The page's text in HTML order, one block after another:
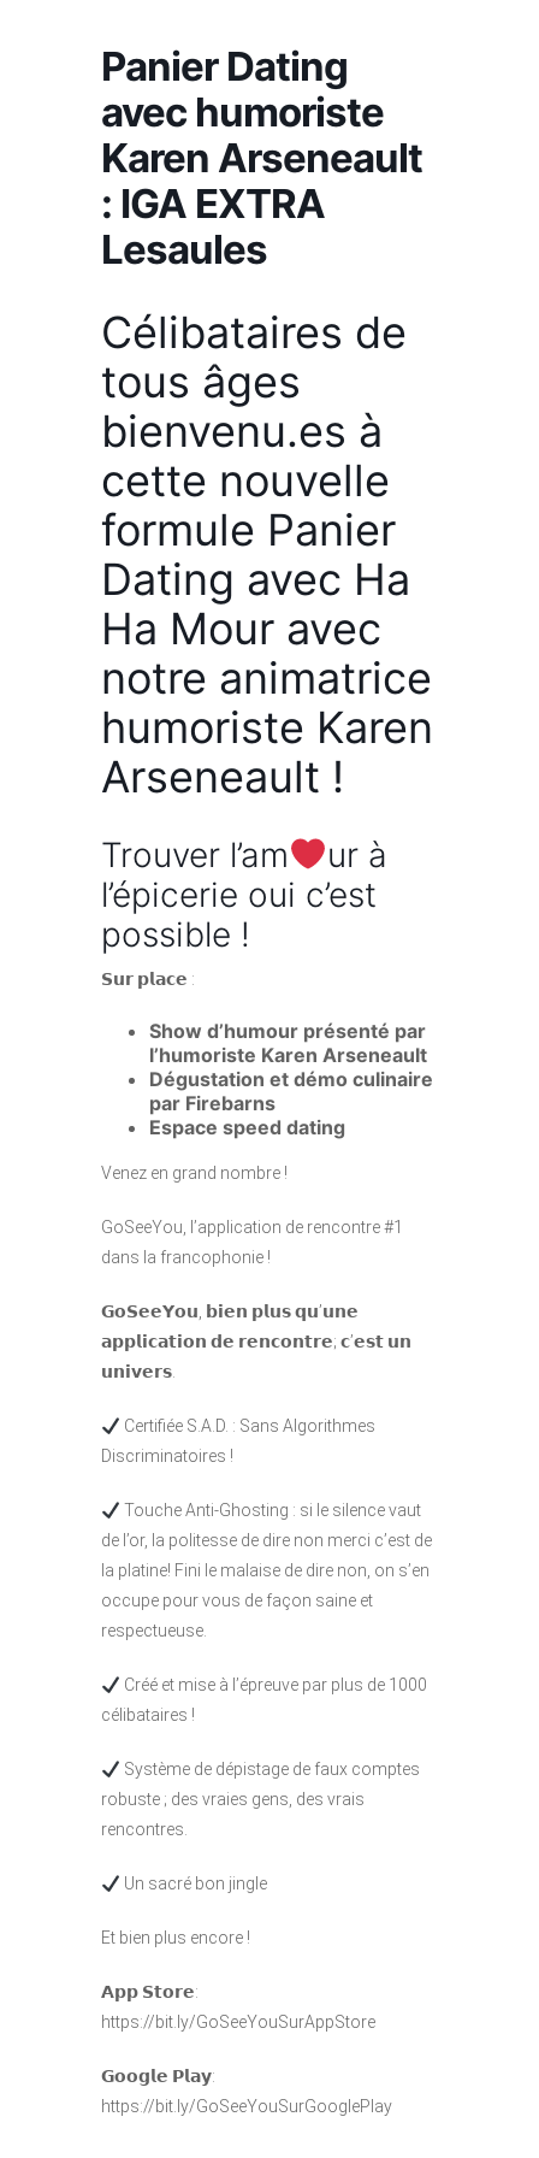
Panier Dating
avec humoriste
Karen Arseneault
: IGA EXTRA
Lesaules
Célibataires de
tous âges
bienvenu.es à
cette nouvelle
formule Panier
Dating avec Ha
Ha Mour avec
notre animatrice
humoriste Karen
Arseneault !
Trouver l’am
ur à
l’épicerie oui c’est
possible !
𝗦𝘂𝗿 𝗽𝗹𝗮𝗰𝗲 :
Show d’humour présenté par
l’humoriste Karen Arseneault
Dégustation et démo culinaire
par Firebarns
Espace speed dating
Venez en grand nombre !
GoSeeYou, l’application de rencontre #1
dans la francophonie !
𝗚𝗼𝗦𝗲𝗲𝗬𝗼𝘂, 𝗯𝗶𝗲𝗻 𝗽𝗹𝘂𝘀 𝗾𝘂’𝘂𝗻𝗲
𝗮𝗽𝗽𝗹𝗶𝗰𝗮𝘁𝗶𝗼𝗻 𝗱𝗲 𝗿𝗲𝗻𝗰𝗼𝗻𝘁𝗿𝗲; 𝗰’𝗲𝘀𝘁 𝘂𝗻
𝘂𝗻𝗶𝘃𝗲𝗿𝘀.
Certifiée S.A.D. : Sans Algorithmes
Discriminatoires !
Touche Anti-Ghosting : si le silence vaut
de l’or, la politesse de dire non merci c’est de
la platine! Fini le malaise de dire non, on s’en
occupe pour vous de façon saine et
respectueuse.
Créé et mise à l’épreuve par plus de 1000
célibataires !
Système de dépistage de faux comptes
robuste ; des vraies gens, des vrais
rencontres.
Un sacré bon jingle
Et bien plus encore !
𝗔𝗽𝗽 𝗦𝘁𝗼𝗿𝗲:
https://bit.ly/GoSeeYouSurAppStore
𝗚𝗼𝗼𝗴𝗹𝗲 𝗣𝗹𝗮𝘆:
https://bit.ly/GoSeeYouSurGooglePlay